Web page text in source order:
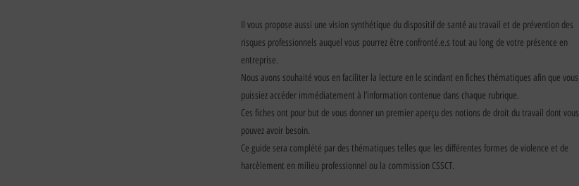
Il vous propose aussi une vision synthétique du dispositif de santé au travail et de prévention des
risques professionnels auquel vous pourrez être confronté.e.s tout au long de votre présence en
entreprise.
Nous avons souhaité vous en faciliter la lecture en le scindant en fiches thématiques afin que vous
puissiez accéder immédiatement à l’information contenue dans chaque rubrique.
Ces fiches ont pour but de vous donner un premier aperçu des notions de droit du travail dont vous
pouvez avoir besoin.
Ce guide sera complété par des thématiques telles que les différentes formes de violence et de
harcèlement en milieu professionnel ou la commission CSSCT.